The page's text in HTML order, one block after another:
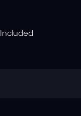
Included